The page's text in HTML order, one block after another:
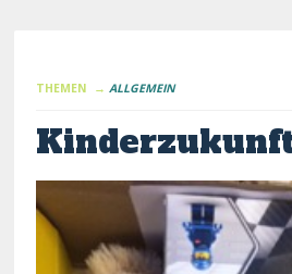
THEMEN → ALLGEMEIN